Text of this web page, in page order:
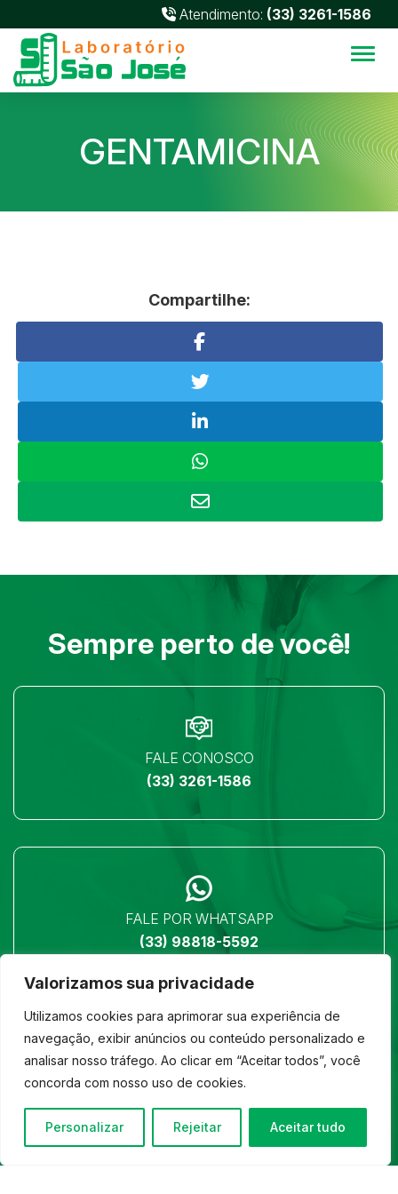
Valorizamos sua privacidade
Utilizamos cookies para aprimorar sua experiência de
navegação, exibir anúncios ou conteúdo personalizado e
analisar nosso tráfego. Ao clicar em “Aceitar todos”, você
concorda com nosso uso de cookies.
Personalizar Rejeitar Aceitar tudo
Atendimento: (33) 3261-1586
GENTAMICINA
Compartilhe:
Sempre perto de você!
FALE CONOSCO
(33) 3261-1586
FALE POR WHATSAPP
(33) 98818-5592
LOCALIZAÇÃO